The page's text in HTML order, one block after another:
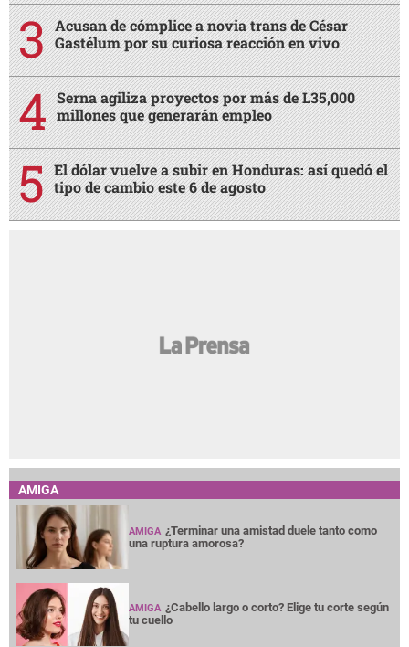
Acusan de cómplice a novia trans de César
Gastélum por su curiosa reacción en vivo
Serna agiliza proyectos por más de L35,000
millones que generarán empleo
El dólar vuelve a subir en Honduras: así quedó el
tipo de cambio este 6 de agosto
AMIGA
AMIGA ¿Terminar una amistad duele tanto como
una ruptura amorosa?
AMIGA ¿Cabello largo o corto? Elige tu corte según
tu cuello